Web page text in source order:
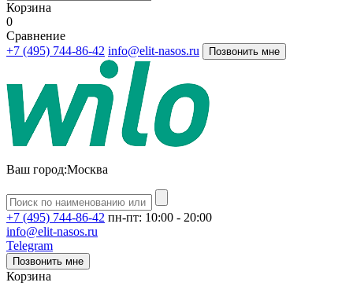
Корзина
0
Сравнение
+7 (495) 744-86-42 info@elit-nasos.ru Позвонить мне
Ваш город:Москва
+7 (495) 744-86-42 пн-пт: 10:00 - 20:00
info@elit-nasos.ru
Telegram
Позвонить мне
Корзина